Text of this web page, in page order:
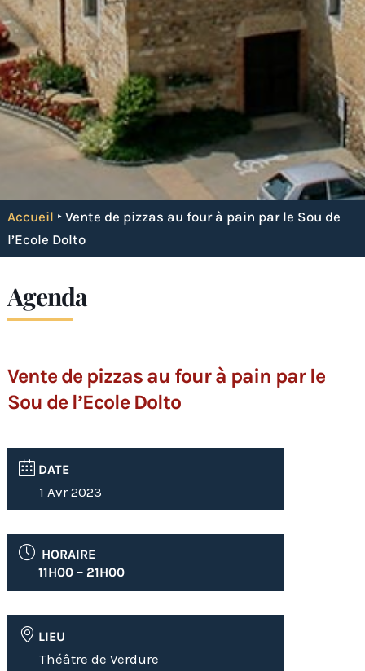
Accueil ‣ Vente de pizzas au four à pain par le Sou de
l’Ecole Dolto
Agenda
Vente de pizzas au four à pain par le
Sou de l’Ecole Dolto
DATE
1 Avr 2023
HORAIRE
11H00 – 21H00
LIEU
Théâtre de Verdure